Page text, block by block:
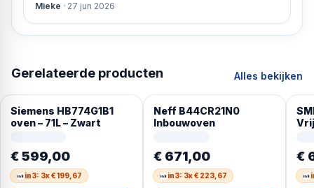
Mieke · 27 jun 2026
Gerelateerde producten Alles bekijken
Siemens HB774G1B1
oven – 71L – Zwart
€ 599,00
in3: 3x € 199,67
Neff B44CR21N0
Inbouwoven
€ 671,00
in3: 3x € 223,67
€